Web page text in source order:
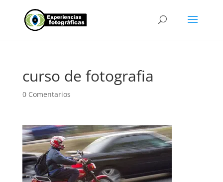
curso de fotografia
0 Comentarios